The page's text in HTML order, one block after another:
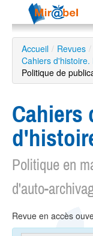
Le réseau
Soutien
Listes
Recherche
avancée
ES
?
Accueil / Revues /
Cahiers
Politique de
Cahiers
Politique en
d'auto-
Revue en accès